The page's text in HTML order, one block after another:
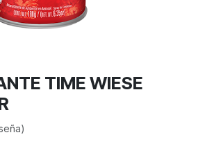
TIME WIESE